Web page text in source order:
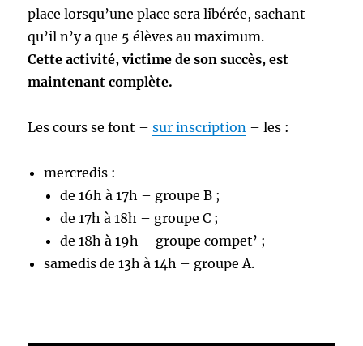
place lorsqu’une place sera libérée, sachant
qu’il n’y a que 5 élèves au maximum.
Cette activité, victime de son succès, est
maintenant complète.
Les cours se font –sur inscription – les :
mercredis :
de 16h à 17h – groupe B ;
de 17h à 18h – groupe C ;
de 18h à 19h – groupe compet’ ;
samedis de 13h à 14h – groupe A.